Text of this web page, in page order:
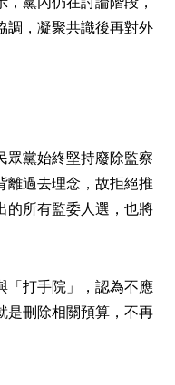
調，凝聚共識後再對外
眾黨始終堅持廢除監察
離過去理念，故拒絕推
的所有監委人選，也將
「打手院」，認為不應
是刪除相關預算，不再